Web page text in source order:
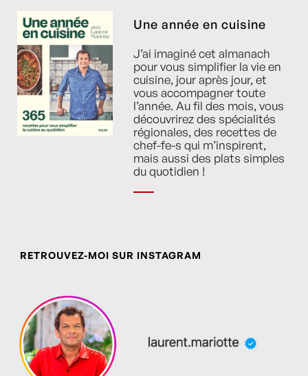
Une année en cuisine
J’ai imaginé cet almanach
pour vous simplifier la vie en
cuisine, jour après jour, et
vous accompagner toute
l’année. Au fil des mois, vous
découvrirez des spécialités
régionales, des recettes de
chef-fe-s qui m’inspirent,
mais aussi des plats simples
du quotidien !
RETROUVEZ-MOI SUR INSTAGRAM